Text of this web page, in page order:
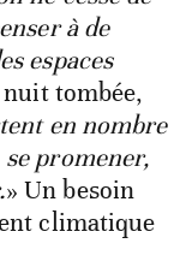
à de
espaces
nuit tombée,
en nombre
promener,
» Un besoin
climatique